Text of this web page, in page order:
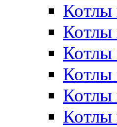
Котлы
Котлы
Котлы
Котлы
Котлы